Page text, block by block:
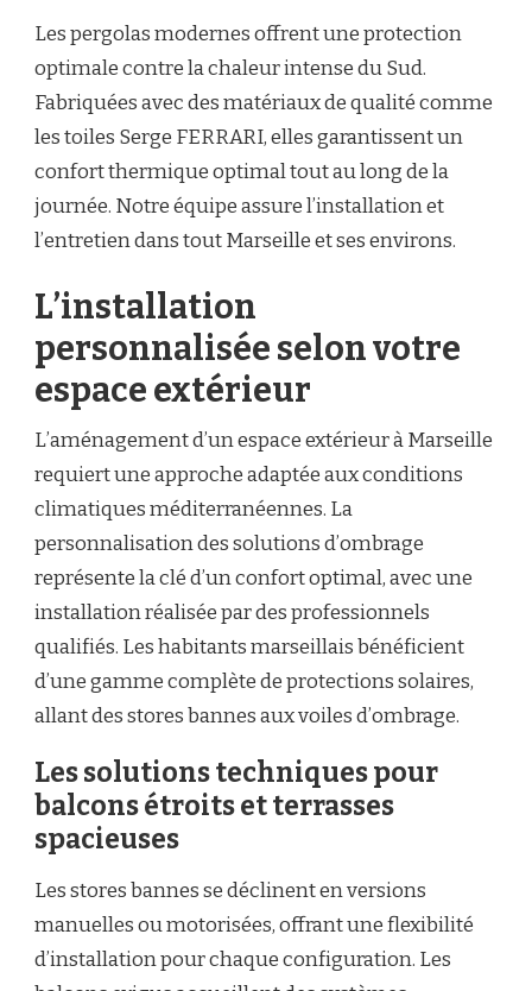
Les pergolas modernes offrent une protection
optimale contre la chaleur intense du Sud.
Fabriquées avec des matériaux de qualité comme
les toiles Serge FERRARI, elles garantissent un
confort thermique optimal tout au long de la
journée. Notre équipe assure l’installation et
l’entretien dans tout Marseille et ses environs.
L’installation
personnalisée selon votre
espace extérieur
L’aménagement d’un espace extérieur à Marseille
requiert une approche adaptée aux conditions
climatiques méditerranéennes. La
personnalisation des solutions d’ombrage
représente la clé d’un confort optimal, avec une
installation réalisée par des professionnels
qualifiés. Les habitants marseillais bénéficient
d’une gamme complète de protections solaires,
allant des stores bannes aux voiles d’ombrage.
Les solutions techniques pour
balcons étroits et terrasses
spacieuses
Les stores bannes se déclinent en versions
manuelles ou motorisées, offrant une flexibilité
d’installation pour chaque configuration. Les